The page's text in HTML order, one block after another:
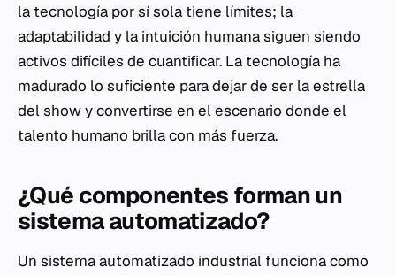
la tecnología por sí sola tiene límites; la
adaptabilidad y la intuición humana siguen siendo
activos difíciles de cuantificar. La tecnología ha
madurado lo suficiente para dejar de ser la estrella
del show y convertirse en el escenario donde el
talento humano brilla con más fuerza.
¿Qué componentes forman un
sistema automatizado?
Un sistema automatizado industrial funciona como